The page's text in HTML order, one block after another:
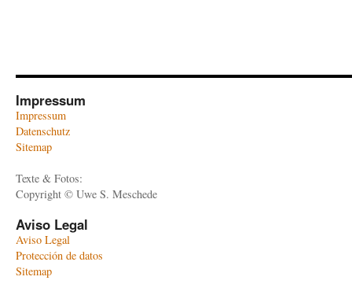
Impressum
Impressum
Datenschutz
Sitemap
Texte & Fotos:
Copyright © Uwe S. Meschede
Aviso Legal
Aviso Legal
Protección de datos
Sitemap